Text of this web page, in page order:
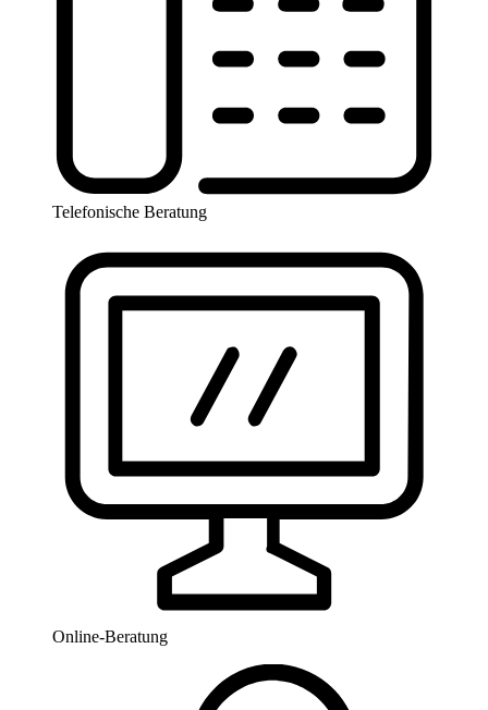
Telefonische Beratung
Online-Beratung